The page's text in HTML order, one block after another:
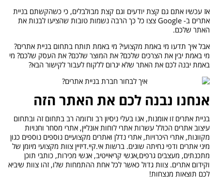
אז עכשיו אתם גם קצת יודעים וגם קצת מבולבלים, כי כשהקשתם בניית
אתרים ב- Google צצו כל כך הרבה נשמות טובות שהציעו לבנות את
האתר שלכם.
אבל איך תדעו מי באמת מקצועי? מי באמת תותח בתחום בניית אתרים?
מי באמת יבין את הצרכים שלכם? את המוצר שלכם? את העסק שלכם? מי
באמת יבנה לכם את האתר שלא יגרום ללקוח לעבור לקישור הבא?
אנחנו נבנה לכם את האתר הזה
בניית אתרים זו אומנות, אנו בעלי ניסיון רב ורזומה רב בתחום זה ובתחום
עיצוב אתרים הכולל עשרות אתרי לוחות אונליין, אתרי מסחר וחנויות
מקוונות, אתרי היכרויות, אתרי נדלן ואתרים מקצועיים נוספים נוספים כגון
מיני אתרים ודפי נחיתה שונים. ברשות אי.קיי.דיזיין צוות מקצועי מיומן של
מתכנתים, מעצבים גרפים,אנשי קריאייטיב, אנשי מכירות, כותבי תוכן
וקידום אתרים. צוות גדול כאשר לכל אחת ההתמחות שלו, זהו צוות שיביא
לכם תוצאות מנצחות!